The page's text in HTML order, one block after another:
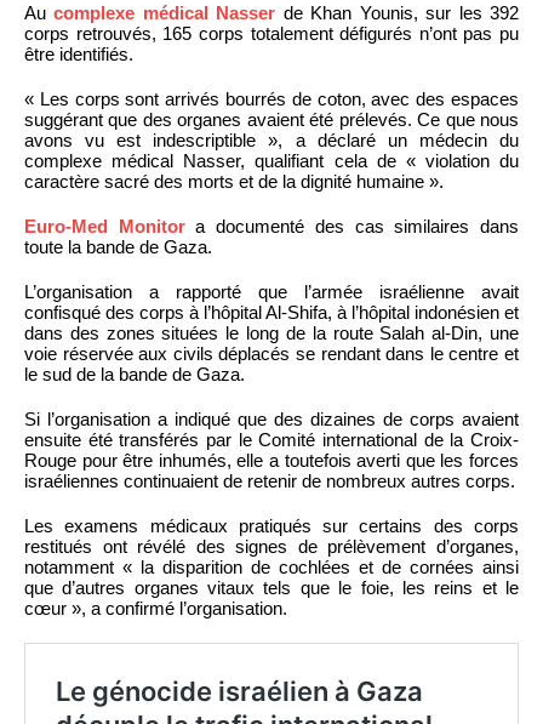
Aucomplexe médical Nasser de Khan Younis, sur les 392
corps retrouvés, 165 corps totalement défigurés n’ont pas pu
être identifiés.
« Les corps sont arrivés bourrés de coton, avec des espaces
suggérant que des organes avaient été prélevés. Ce que nous
avons vu est indescriptible », a déclaré un médecin du
complexe médical Nasser, qualifiant cela de « violation du
caractère sacré des morts et de la dignité humaine ».
Euro-Med Monitora documenté des cas similaires dans
toute la bande de Gaza.
L’organisation a rapporté que l’armée israélienne avait
confisqué des corps à l’hôpital Al-Shifa, à l’hôpital indonésien et
dans des zones situées le long de la route Salah al-Din, une
voie réservée aux civils déplacés se rendant dans le centre et
le sud de la bande de Gaza.
Si l’organisation a indiqué que des dizaines de corps avaient
ensuite été transférés par le Comité international de la Croix-
Rouge pour être inhumés, elle a toutefois averti que les forces
israéliennes continuaient de retenir de nombreux autres corps.
Les examens médicaux pratiqués sur certains des corps
restitués ont révélé des signes de prélèvement d’organes,
notamment « la disparition de cochlées et de cornées ainsi
que d’autres organes vitaux tels que le foie, les reins et le
cœur », a confirmé l’organisation.